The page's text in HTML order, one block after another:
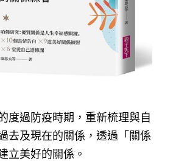
度過防疫時期，重新梳理與自
去及現在的關係，透過「關係
立美好的關係。